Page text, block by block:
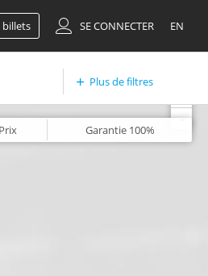
billets SE CONNECTER EN
Plus de filtres
Prix Garantie 100%
-